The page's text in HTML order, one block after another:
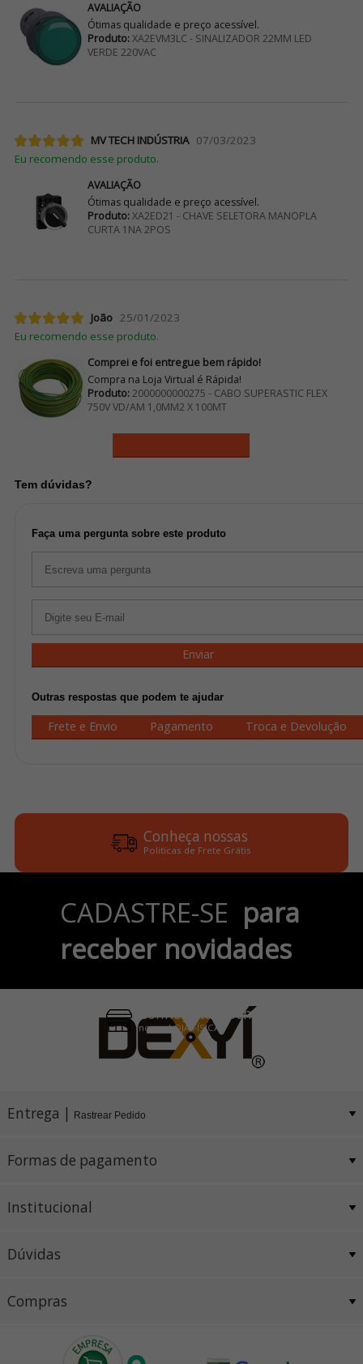
AVALIAÇÃO
Ótimas qualidade e preço acessível.
Produto:XA2EVM3LC - SINALIZADOR 22MM LED
VERDE 220VAC
MV TECH INDÚSTRIA 07/03/2023
Eu recomendo esse produto.
AVALIAÇÃO
Ótimas qualidade e preço acessível.
Produto:XA2ED21 - CHAVE SELETORA MANOPLA
CURTA 1NA 2POS
João 25/01/2023
Eu recomendo esse produto.
Comprei e foi entregue bem rápido!
Compra na Loja Virtual é Rápida!
Produto:2000000000275 - CABO SUPERASTIC FLEX
750V VD/AM 1,0MM2 X 100MT
Tem dúvidas?
Faça uma pergunta sobre este produto
Enviar
Outras respostas que podem te ajudar
Frete e Envio Pagamento Troca e Devolução
Conheça nossas
Politicas de Frete Grátis
no Cartão de Crédito
Pix e Boleto
Conheça também
nossa LOJA FÍSICA
CADASTRE-SE para
receber novidades
Entrega | Rastrear Pedido
Formas de pagamento
Institucional
Dúvidas
Compras